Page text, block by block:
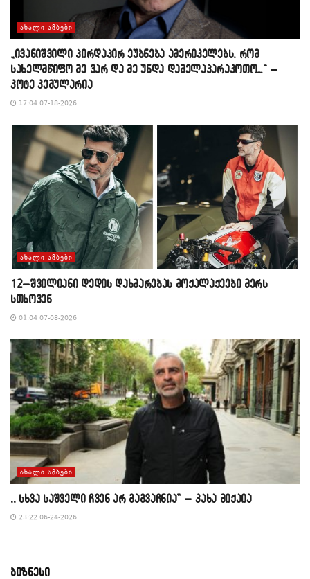
ᲐᲮᲐᲚᲘ ᲐᲛᲑᲔᲑᲘ
„ივანიშვილი პირდაპირ ეუბნება ამერიკელებს, რომ
სახელმწიფო მე ვარ და მე უნდა დამელაპარაკოთო…“ –
კოტე კემულარია
17:04 07-18-2026
ᲐᲮᲐᲚᲘ ᲐᲛᲑᲔᲑᲘ
12–შვილიანი დედის დახმარებას მოქალაქეები მერს
სთხოვენ
01:04 07-08-2026
ᲐᲮᲐᲚᲘ ᲐᲛᲑᲔᲑᲘ
,, სხვა საშველი ჩვენ არ გაგვაჩნია” – კახა მიქაია
23:22 06-24-2026
ბიზნესი